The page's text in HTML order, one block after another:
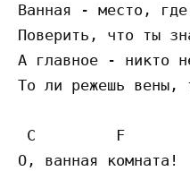
Ванная - место,
Поверить, что ты
А главное - никто
То ли режешь вены,
C         F
О, ванная комната!